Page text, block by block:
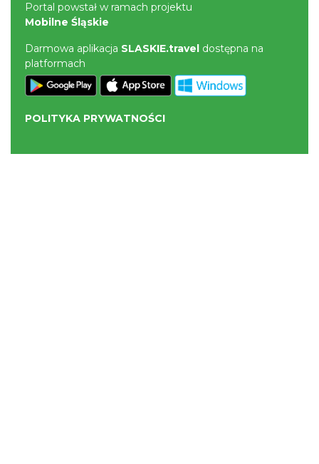
Portal powstał w ramach projektu
Mobilne Śląskie
Darmowa aplikacja SLASKIE.travel dostępna na
platformach
POLITYKA PRYWATNOŚCI